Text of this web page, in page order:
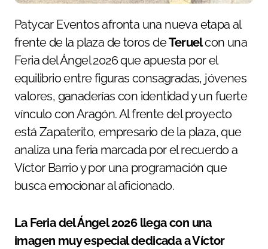
Patycar Eventos afronta una nueva etapa al
frente de la plaza de toros deTeruelcon una
Feria del Ángel 2026 que apuesta por el
equilibrio entre figuras consagradas, jóvenes
valores, ganaderías con identidad y un fuerte
vínculo con Aragón. Al frente del proyecto
está Zapaterito, empresario de la plaza, que
analiza una feria marcada por el recuerdo a
Víctor Barrio y por una programación que
busca emocionar al aficionado.
La Feria del Ángel 2026 llega con una
imagen muy especial dedicada a Víctor